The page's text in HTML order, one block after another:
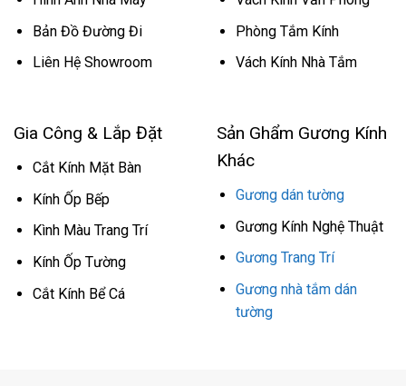
Bản Đồ Đường Đi
Liên Hệ Showroom
Phòng Tắm Kính
Vách Kính Nhà Tắm
Gia Công & Lắp Đặt
Cắt Kính Mặt Bàn
Kính Ốp Bếp
Kình Màu Trang Trí
Kính Ốp Tường
Cắt Kính Bể Cá
Sản Ghẩm Gương Kính
Khác
Gương dán tường
Gương Kính Nghệ Thuật
Gương Trang Trí
Gương nhà tắm dán
tường